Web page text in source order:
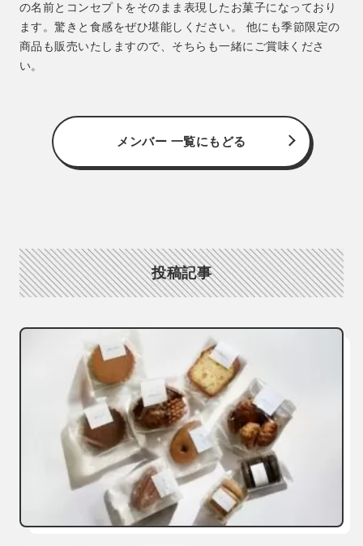
の名前とコンセプトをそのまま表現したお菓子になっており
ます。驚きと食感をぜひ堪能しください。 他にも季節限定の
商品も販売いたしますので、そちらも一緒にご賞味くださ
い。
メンバー 一覧にもどる
投稿記事